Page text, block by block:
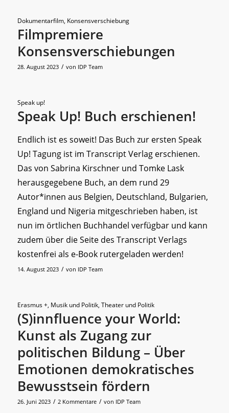
Dokumentarfilm, Konsensverschiebung
Filmpremiere
Konsensverschiebungen
28. August 2023 / von IDP Team
Speak up!
Speak Up! Buch erschienen!
Endlich ist es soweit! Das Buch zur ersten Speak
Up! Tagung ist im Transcript Verlag erschienen.
Das von Sabrina Kirschner und Tomke Lask
herausgegebene Buch, an dem rund 29
Autor*innen aus Belgien, Deutschland, Bulgarien,
England und Nigeria mitgeschrieben haben, ist
nun im örtlichen Buchhandel verfügbar und kann
zudem über die Seite des Transcript Verlags
kostenfrei als e-Book rutergeladen werden!
14. August 2023 / von IDP Team
Erasmus +, Musik und Politik, Theater und Politik
(S)innfluence your World:
Kunst als Zugang zur
politischen Bildung – Über
Emotionen demokratisches
Bewusstsein fördern
26. Juni 2023 / 2 Kommentare / von IDP Team